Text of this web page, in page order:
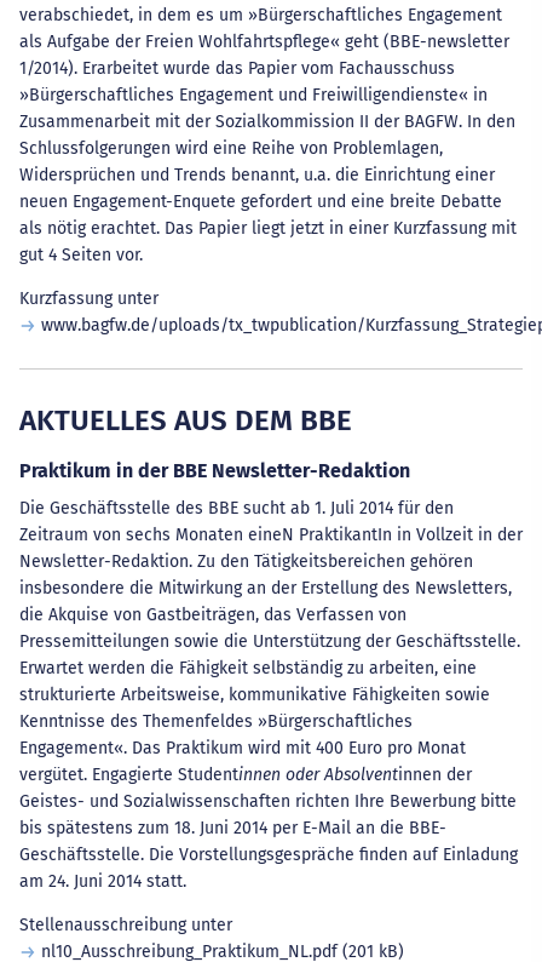
verabschiedet, in dem es um »Bürgerschaftliches Engagement
als Aufgabe der Freien Wohlfahrtspflege« geht (BBE-newsletter
1/2014). Erarbeitet wurde das Papier vom Fachausschuss
»Bürgerschaftliches Engagement und Freiwilligendienste« in
Zusammenarbeit mit der Sozialkommission II der BAGFW. In den
Schlussfolgerungen wird eine Reihe von Problemlagen,
Widersprüchen und Trends benannt, u.a. die Einrichtung einer
neuen Engagement-Enquete gefordert und eine breite Debatte
als nötig erachtet. Das Papier liegt jetzt in einer Kurzfassung mit
gut 4 Seiten vor.
Kurzfassung unter
www.bagfw.de/uploads/tx_twpublication/
AKTUELLES AUS DEM BBE
Praktikum in der BBE Newsletter-Redaktion
Die Geschäftsstelle des BBE sucht ab 1. Juli 2014 für den
Zeitraum von sechs Monaten eineN PraktikantIn in Vollzeit in der
Newsletter-Redaktion. Zu den Tätigkeitsbereichen gehören
insbesondere die Mitwirkung an der Erstellung des Newsletters,
die Akquise von Gastbeiträgen, das Verfassen von
Pressemitteilungen sowie die Unterstützung der Geschäftsstelle.
Erwartet werden die Fähigkeit selbständig zu arbeiten, eine
strukturierte Arbeitsweise, kommunikative Fähigkeiten sowie
Kenntnisse des Themenfeldes »Bürgerschaftliches
Engagement«. Das Praktikum wird mit 400 Euro pro Monat
vergütet. Engagierte Studentinnen oder Absolventinnen der
Geistes- und Sozialwissenschaften richten Ihre Bewerbung bitte
bis spätestens zum 18. Juni 2014 per E-Mail an die BBE-
Geschäftsstelle. Die Vorstellungsgespräche finden auf Einladung
am 24. Juni 2014 statt.
Stellenausschreibung unter
nl10_Ausschreibung_Praktikum_NL.pdf(201 kB)